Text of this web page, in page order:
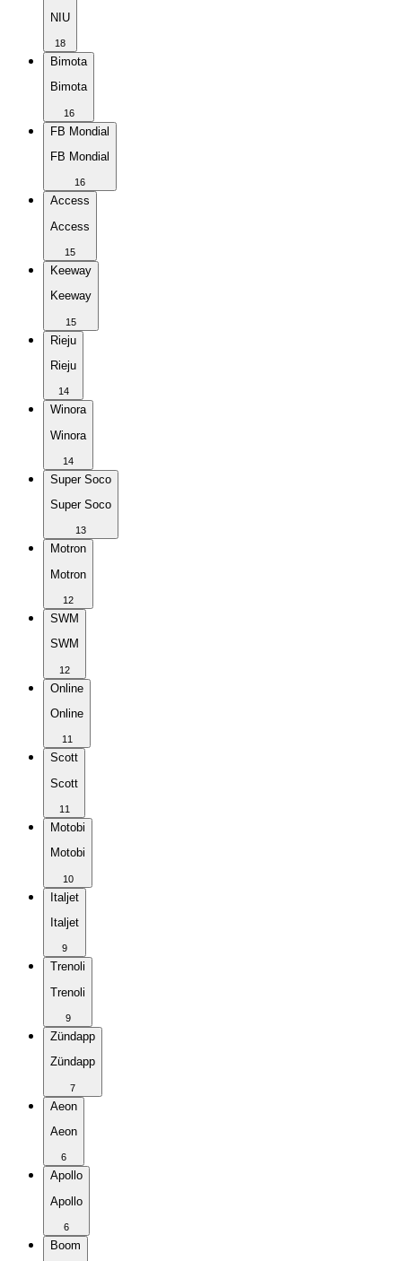
NIU
18
Bimota
Bimota
16
FB Mondial
FB Mondial
16
Access
Access
15
Keeway
Keeway
15
Rieju
Rieju
14
Winora
Winora
14
Super Soco
Super Soco
13
Motron
Motron
12
SWM
SWM
12
Online
Online
11
Scott
Scott
11
Motobi
Motobi
10
Italjet
Italjet
9
Trenoli
Trenoli
9
Zündapp
Zündapp
7
Aeon
Aeon
6
Apollo
Apollo
6
Boom